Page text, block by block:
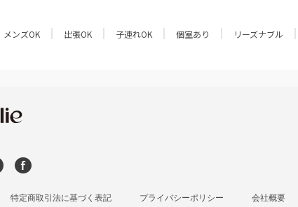
メンズOK 出張OK 子連れOK 個室あり リーズナブル
特定商取引法に基づく表記 プライバシーポリシー 会社概要